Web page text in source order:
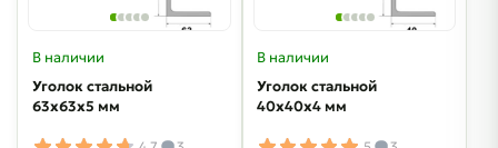
В наличии
Уголок стальной
63х63х5 мм
В наличии
Уголок стальной
40х40х4 мм